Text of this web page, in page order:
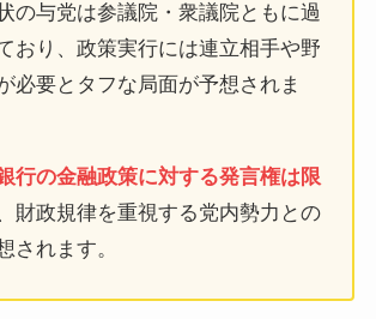
の与党は参議院・衆議院ともに過
おり、政策実行には連立相手や野
必要とタフな局面が予想されま
行の金融政策に対する発言権は限
財政規律を重視する党内勢力との
されます。